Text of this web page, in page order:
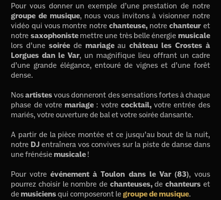
Pour vous donner un exemple d’une prestation de notre
groupe de musique, nous vous invitons à visionner notre
vidéo qui vous montre notre chanteuse,notrechanteur et
notre saxophonistemettre une très belle énergie musicale
lors d’unesoirée de mariageau château les Crostes à
Lorgues dan le Var, un magnifique lieu offrant un cadre
d’une grande élégance, entouré de vignes et d’une forêt
dense.
Nosartistesvous donneront des sensations fortes à chaque
phase de votremariage : votre cocktail,votre entrée des
mariés, votre ouverture de bal et votre soirée dansante.
A partir de la pièce montée et ce jusqu’au bout de la nuit,
notre DJ entraînera vos convives sur la piste de danse dans
une frénésiemusicale !
Pour votreévénement à Toulon dans le Var (83), vous
pourrez choisir le nombre de chanteuses,de chanteurset
demusiciensqui composeront legroupe de musique.